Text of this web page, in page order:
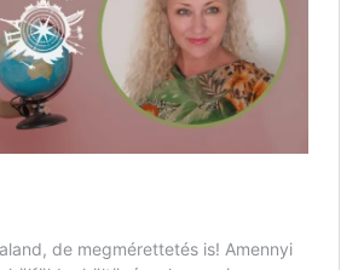
Kaland -
játék -
kockázat
100
Utazási
Élmény